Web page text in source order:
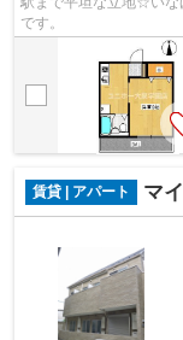
です。
賃貸 | アパート マ